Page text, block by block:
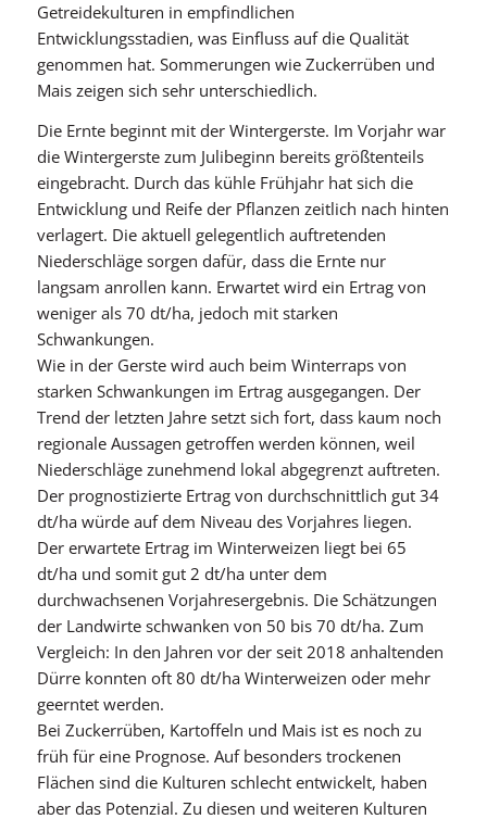
Getreidekulturen in empfindlichen
Entwicklungsstadien, was Einfluss auf die Qualität
genommen hat. Sommerungen wie Zuckerrüben und
Mais zeigen sich sehr unterschiedlich.
Die Ernte beginnt mit der Wintergerste. Im Vorjahr war
die Wintergerste zum Julibeginn bereits größtenteils
eingebracht. Durch das kühle Frühjahr hat sich die
Entwicklung und Reife der Pflanzen zeitlich nach hinten
verlagert. Die aktuell gelegentlich auftretenden
Niederschläge sorgen dafür, dass die Ernte nur
langsam anrollen kann. Erwartet wird ein Ertrag von
weniger als 70 dt/ha, jedoch mit starken
Schwankungen.
Wie in der Gerste wird auch beim Winterraps von
starken Schwankungen im Ertrag ausgegangen. Der
Trend der letzten Jahre setzt sich fort, dass kaum noch
regionale Aussagen getroffen werden können, weil
Niederschläge zunehmend lokal abgegrenzt auftreten.
Der prognostizierte Ertrag von durchschnittlich gut 34
dt/ha würde auf dem Niveau des Vorjahres liegen.
Der erwartete Ertrag im Winterweizen liegt bei 65
dt/ha und somit gut 2 dt/ha unter dem
durchwachsenen Vorjahresergebnis. Die Schätzungen
der Landwirte schwanken von 50 bis 70 dt/ha. Zum
Vergleich: In den Jahren vor der seit 2018 anhaltenden
Dürre konnten oft 80 dt/ha Winterweizen oder mehr
geerntet werden.
Bei Zuckerrüben, Kartoffeln und Mais ist es noch zu
früh für eine Prognose. Auf besonders trockenen
Flächen sind die Kulturen schlecht entwickelt, haben
aber das Potenzial. Zu diesen und weiteren Kulturen